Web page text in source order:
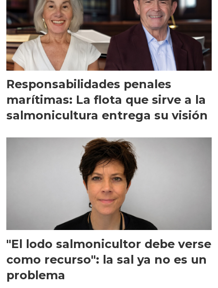
Responsabilidades penales
marítimas: La flota que sirve a la
salmonicultura entrega su visión
"El lodo salmonicultor debe verse
como recurso": la sal ya no es un
problema